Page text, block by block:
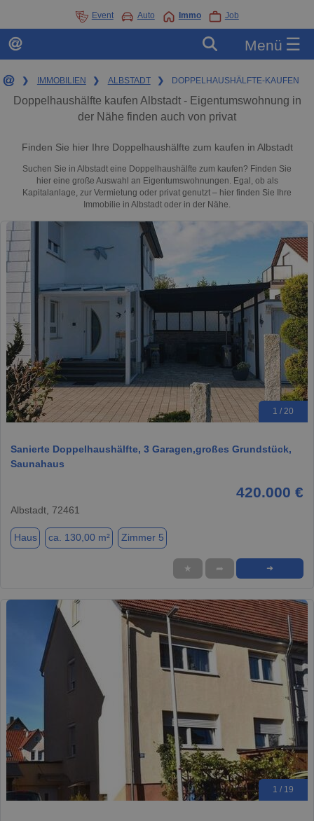
Event Auto Immo Job
Menü ☰
❯ IMMOBILIEN ❯ ALBSTADT ❯ DOPPELHAUSHÄLFTE-KAUFEN
Doppelhaushälfte kaufen Albstadt - Eigentumswohnung in
der Nähe finden auch von privat
Finden Sie hier Ihre Doppelhaushälfte zum kaufen in Albstadt
Suchen Sie in Albstadt eine Doppelhaushälfte zum kaufen? Finden Sie
hier eine große Auswahl an Eigentumswohnungen. Egal, ob als
Kapitalanlage, zur Vermietung oder privat genutzt – hier finden Sie Ihre
Immobilie in Albstadt oder in der Nähe.
1 / 20
Sanierte Doppelhaushälfte, 3 Garagen,großes Grundstück,
Saunahaus
420.000 €
Albstadt, 72461
Haus ca. 130,00 m² Zimmer 5
★ ➦ ➜
1 / 19